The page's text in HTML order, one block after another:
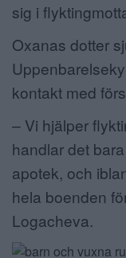
sig i
Oxanas dotter
kontakt med
– Vi hjälper
handlar det
apotek, och
hela boenden
Logacheva.